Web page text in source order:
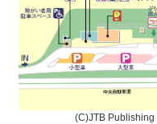
(C)JTB Publishing